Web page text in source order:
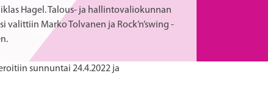
Hagel. Talous- ja hallintovaliokunnan
Marko Tolvanen ja Rock’n’swing -
sunnuntai 24.4.2022 ja